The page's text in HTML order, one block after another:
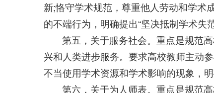
新;恪守学术规范，尊重他人劳动和学术
的不端行为，明确提出“坚决抵制学术失
第五，关于服务社会。重点是规范
兴和人类进步服务。要求高校教师主动
不当使用学术资源和学术影响的现象，
第六，关于为人师表。重点是规范